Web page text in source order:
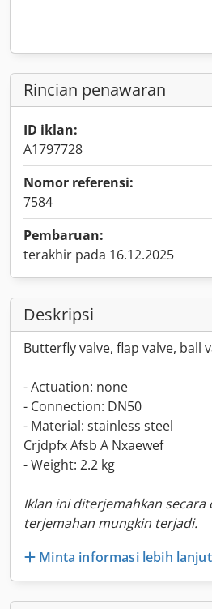
Rincian penawaran
ID iklan:
A1797728
Nomor referensi:
7584
Pembaruan:
terakhir pada 16.12.2025
Deskripsi
Butterfly valve, flap valve, ball
- Actuation: none
- Connection: DN50
- Material: stainless steel
Crjdpfx Afsb A Nxaewef
- Weight: 2.2 kg
Iklan ini diterjemahkan secara
terjemahan mungkin terjadi.
Minta informasi lebih lanjut